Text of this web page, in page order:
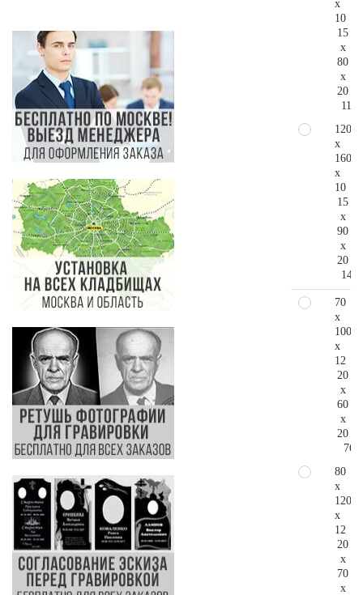
x
10
15
x
80
x
20
120
x
160
x
10
15
x
90
x
20
70
x
100
x
12
20
x
60
x
20
80
x
120
x
12
20
x
70
x